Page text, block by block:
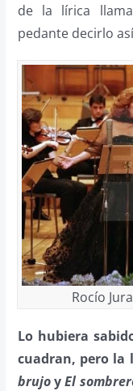
de la lírica
pedante decirlo
Rocío
Lo hubiera
cuadran, pero la
brujoyEl